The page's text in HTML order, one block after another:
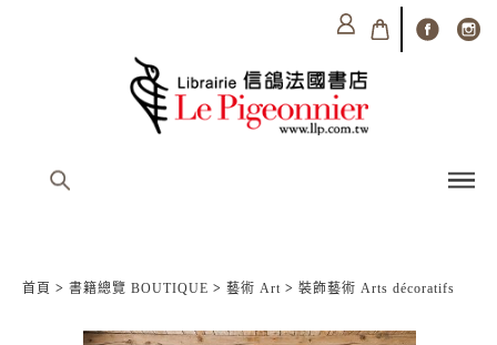
首頁 > 書籍總覽 BOUTIQUE > 藝術 Art > 裝飾藝術 Arts décoratifs